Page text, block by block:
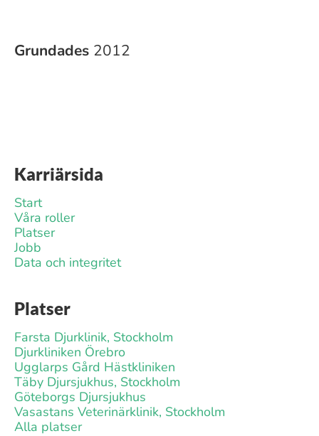
Grundades 2012
Karriärsida
Start
Våra roller
Platser
Jobb
Data och integritet
Platser
Farsta Djurklinik, Stockholm
Djurkliniken Örebro
Ugglarps Gård Hästkliniken
Täby Djursjukhus, Stockholm
Göteborgs Djursjukhus
Vasastans Veterinärklinik, Stockholm
Alla platser